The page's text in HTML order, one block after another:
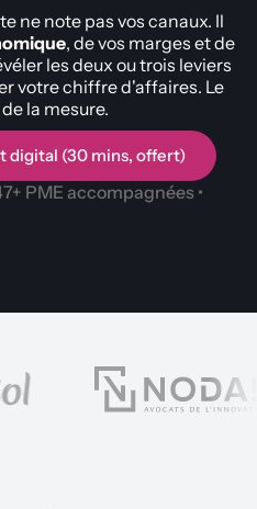
ne note pas vos canaux. Il
, de vos marges et de
les deux ou trois leviers
votre chiffre d'affaires. Le
la mesure.
digital (30 mins, offert)
PME accompagnées •